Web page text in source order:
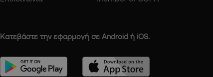
Κατεβάστε την εφαρμογή σε Android ή iOS.